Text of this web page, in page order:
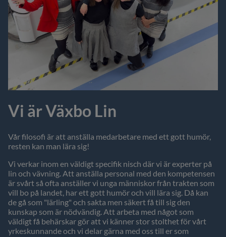
Vi är Växbo Lin
Vår filosofi är att anställa medarbetare med ett gott humör,
resten kan man lära sig!
Vi verkar inom en väldigt specifik nisch där vi är experter på
lin och vävning. Att anställa personal med den kompetensen
är svårt så ofta anställer vi unga människor från trakten som
vill bo på landet, har ett gott humör och vill lära sig. Då kan
de gå som "lärling" och sakta men säkert få till sig den
kunskap som är nödvändig. Att arbeta med något som
väldigt få behärskar gör att vi känner stor stolthet för vårt
yrkeskunnande och vi delar gärna med oss till er som